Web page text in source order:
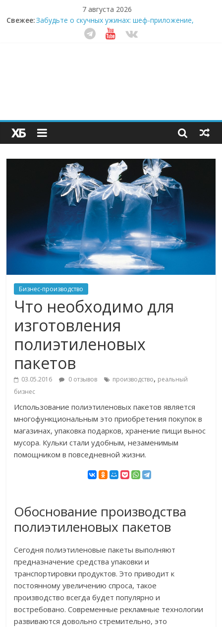
7 августа 2026
Свежее:Забудьте о скучных ужинах: шеф-приложение,
которое видит вашу еду насквозь
Небо зовёт: как бизнес на полётах дронов и
Секрет супергидратации: почему кокосовая вода с
пребиотиками становится главным трендом
здорового питания
Бизнес-производство
Что необходимо для
изготовления
полиэтиленовых
пакетов
03.05.2016 0 отзывов производство, реальный
бизнес
Использование полиэтиленовых пакетов является
многофункциональным это приобретения покупок в
магазинах, упаковка подарков, хранение пищи вынос
мусора. Кульки стали удобным, незаменимым
помощником в повседневной жизни.
Обоснование производства
полиэтиленовых пакетов
Сегодня полиэтиленовые пакеты выполняют
предназначение средства упаковки и
транспортировки продуктов. Это приводит к
постоянному увеличению спроса, такое
производство всегда будет популярно и
востребовано. Современные рекламные технологии
развиваются довольно стремительно, это